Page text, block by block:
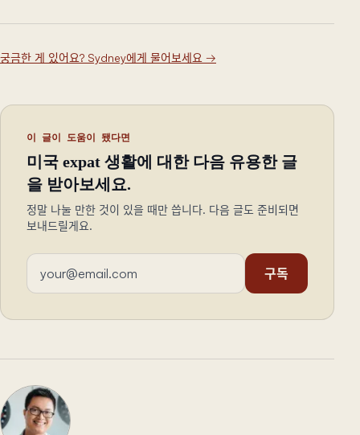
궁금한 게 있어요? Sydney에게 물어보세요 →
이 글이 도움이 됐다면
미국 expat 생활에 대한 다음 유용한 글
을 받아보세요.
정말 나눌 만한 것이 있을 때만 씁니다. 다음 글도 준비되면
보내드릴게요.
이메일 주소
구독